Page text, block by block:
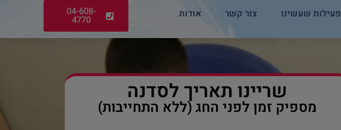
פעילות שעשינו צור קשר אודות 04-608-
4770
שריינו תאריך לסדנה
מספיק זמן לפני החג (ללא התחייבות)